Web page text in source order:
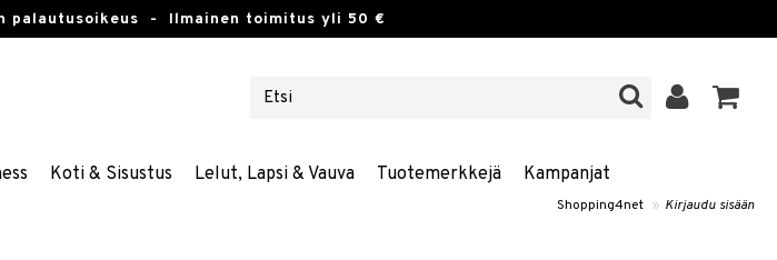
palautusoikeus - Ilmainen toimitus yli 50 €
Koti & Sisustus Lelut, Lapsi & Vauva Tuotemerkkejä Kampanjat
Shopping4net » Kirjaudu sisään